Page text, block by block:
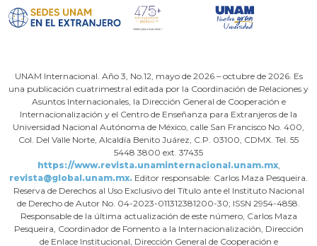
UNAM Internacional. Año 3, No.12, mayo de 2026 – octubre de 2026. Es
una publicación cuatrimestral editada por la Coordinación de Relaciones y
Asuntos Internacionales, la Dirección General de Cooperación e
Internacionalización y el Centro de Enseñanza para Extranjeros de la
Universidad Nacional Autónoma de México, calle San Francisco No. 400,
Col. Del Valle Norte, Alcaldía Benito Juárez, C.P. 03100, CDMX. Tel. 55
5448 3800 ext. 37435
https://www.revista.unaminternacional.unam.mx,
revista@global.unam.mx. Editor responsable: Carlos Maza Pesqueira.
Reserva de Derechos al Uso Exclusivo del Título ante el Instituto Nacional
de Derecho de Autor No. 04-2023-011312381200-30; ISSN 2954-4858.
Responsable de la última actualización de este número, Carlos Maza
Pesqueira, Coordinador de Fomento a la Internacionalización, Dirección
de Enlace Institucional, Dirección General de Cooperación e